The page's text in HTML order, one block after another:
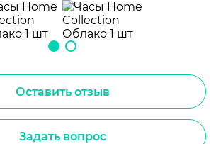
Оставить отзыв
Задать вопрос